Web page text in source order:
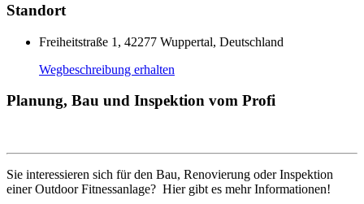
Standort
Freiheitstraße 1, 42277 Wuppertal, Deutschland
Wegbeschreibung erhalten
Planung, Bau und Inspektion vom Profi
Sie interessieren sich für den Bau, Renovierung oder Inspektion
einer Outdoor Fitnessanlage? Hier gibt es mehr Informationen!